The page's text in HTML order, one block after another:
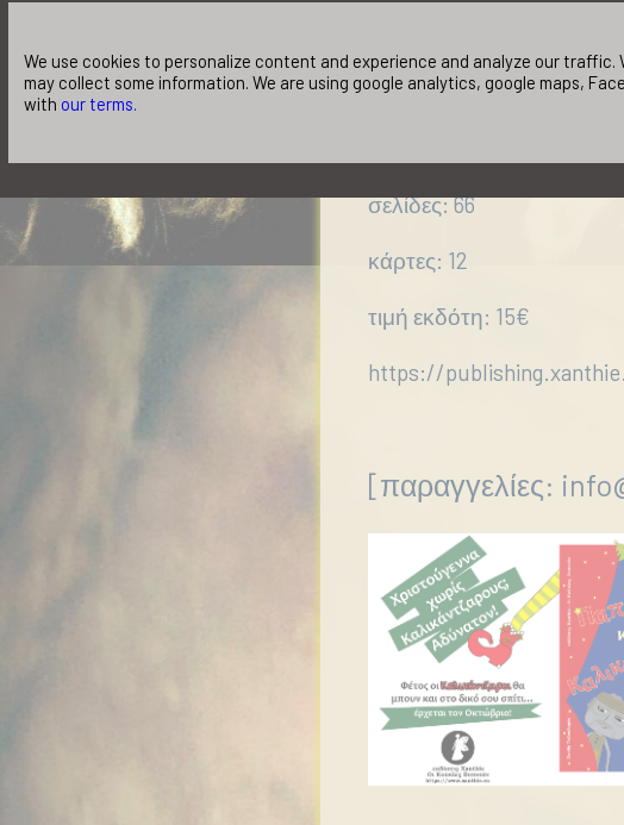
για παιδιά: 4-10 χρόνων
σελίδες: 66
κάρτες: 12
τιμή εκδότη: 15€
https://
[παραγγελίες:
We use cookies to personalize content and experience and analyze our
may collect some information. We are using google analytics, google maps,
with our terms.